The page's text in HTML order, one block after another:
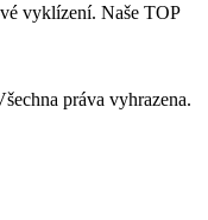
vyklízení. Naše TOP
práva vyhrazena.